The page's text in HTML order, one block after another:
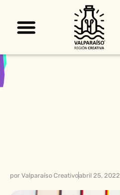
por Valparaíso Creativoabril 25, 2022